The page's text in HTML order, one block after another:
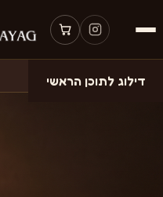
דילוג לתוכן הראשי
דף הבית›ללא גלוטן